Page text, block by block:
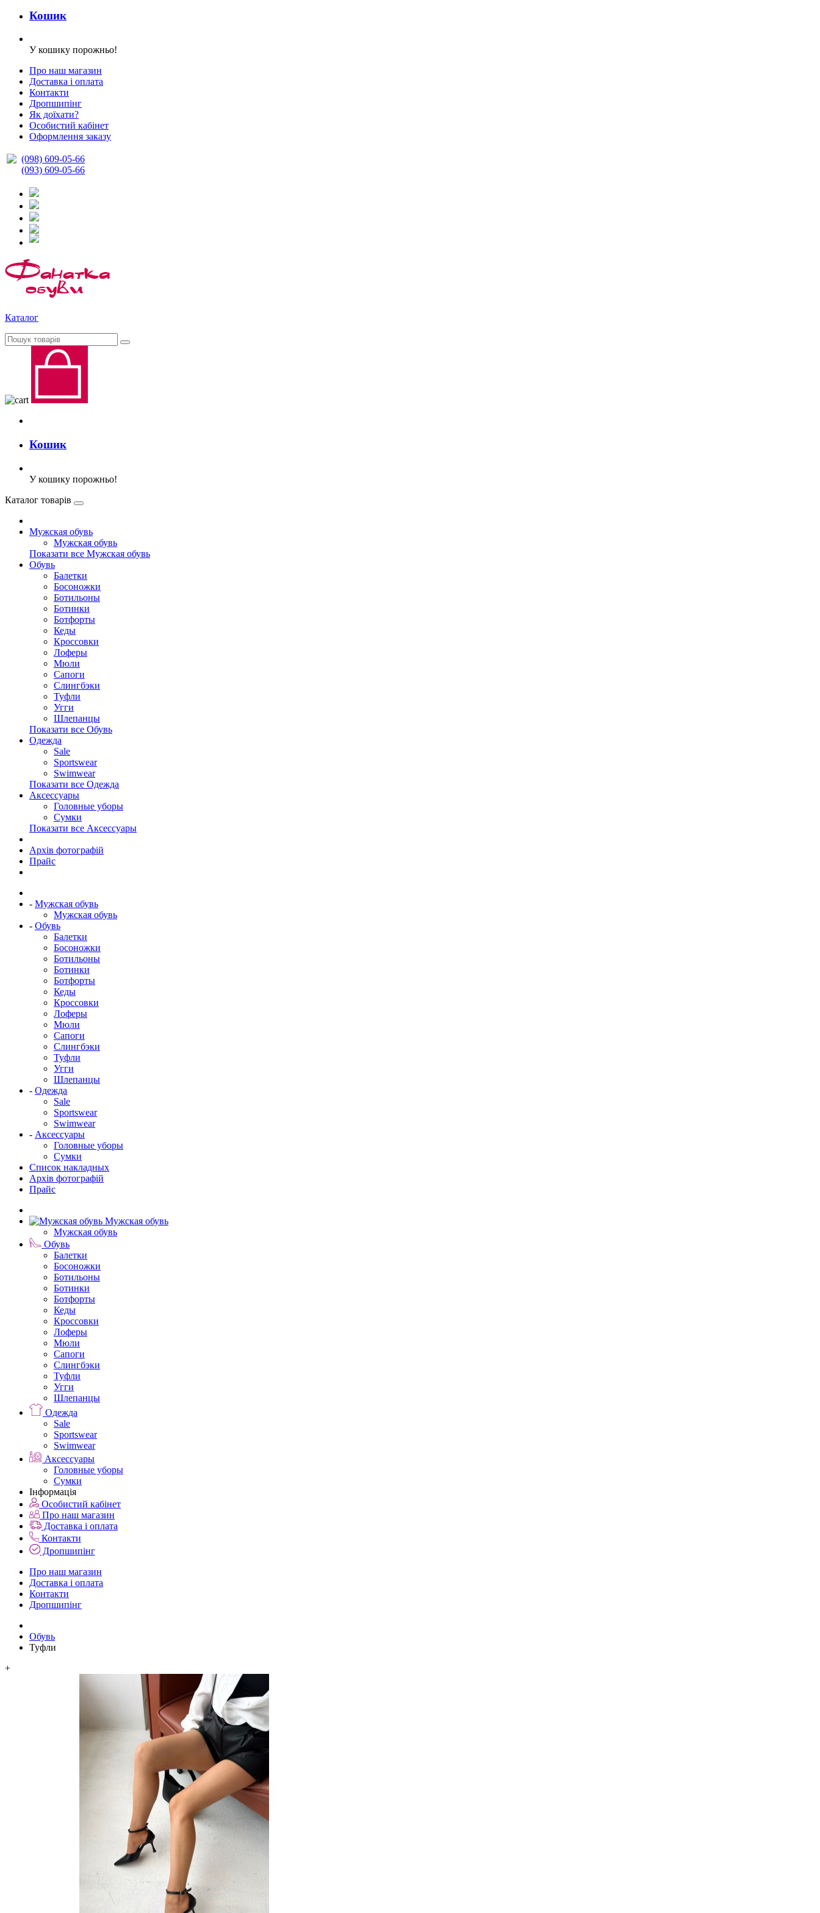
Кошик
У кошику порожньо!
Про наш магазин
Доставка і оплата
Контакти
Дропшипінг
Як доїхати?
Особистий кабінет
Оформлення заказу
(098) 609-05-66
(093) 609-05-66
Каталог
Кошик
У кошику порожньо!
Каталог товарів
Мужская обувь
Мужская обувь
Показати все Мужская обувь
Обувь
Балетки
Босоножки
Ботильоны
Ботинки
Ботфорты
Кеды
Кроссовки
Лоферы
Мюли
Сапоги
Слингбэки
Туфли
Угги
Шлепанцы
Показати все Обувь
Одежда
Sale
Sportswear
Swimwear
Показати все Одежда
Аксессуары
Головные уборы
Сумки
Показати все Аксессуары
Архів фотографій
Прайс
- Мужская обувь
Мужская обувь
- Обувь
Балетки
Босоножки
Ботильоны
Ботинки
Ботфорты
Кеды
Кроссовки
Лоферы
Мюли
Сапоги
Слингбэки
Туфли
Угги
Шлепанцы
- Одежда
Sale
Sportswear
Swimwear
- Аксессуары
Головные уборы
Сумки
Список накладных
Архів фотографій
Прайс
Мужская обувь
Мужская обувь
Обувь
Балетки
Босоножки
Ботильоны
Ботинки
Ботфорты
Кеды
Кроссовки
Лоферы
Мюли
Сапоги
Слингбэки
Туфли
Угги
Шлепанцы
Одежда
Sale
Sportswear
Swimwear
Аксессуары
Головные уборы
Сумки
Інформація
Особистий кабінет
Про наш магазин
Доставка і оплата
Контакти
Дропшипінг
Про наш магазин
Доставка і оплата
Контакти
Дропшипінг
Обувь
Туфли
+